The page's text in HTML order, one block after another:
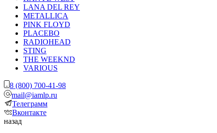
LANA DEL REY
METALLICA
PINK FLOYD
PLACEBO
RADIOHEAD
STING
THE WEEKND
VARIOUS
8 (800) 700-41-98
mail@iamlp.ru
Телеграмм
Вконтакте
назад